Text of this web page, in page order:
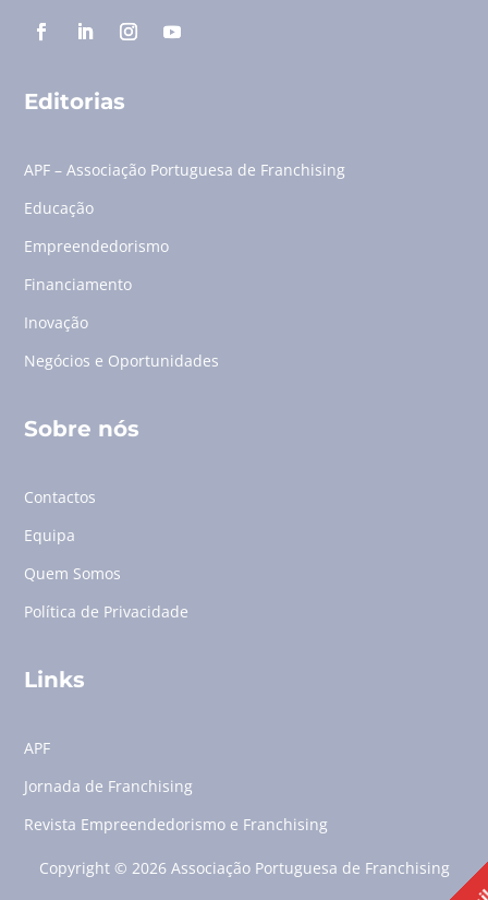
Editorias
APF – Associação Portuguesa de Franchising
Educação
Empreendedorismo
Financiamento
Inovação
Negócios e Oportunidades
Sobre nós
Contactos
Equipa
Quem Somos
Política de Privacidade
Links
APF
Jornada de Franchising
Revista Empreendedorismo e Franchising
Copyright © 2026 Associação Portuguesa de Franchising